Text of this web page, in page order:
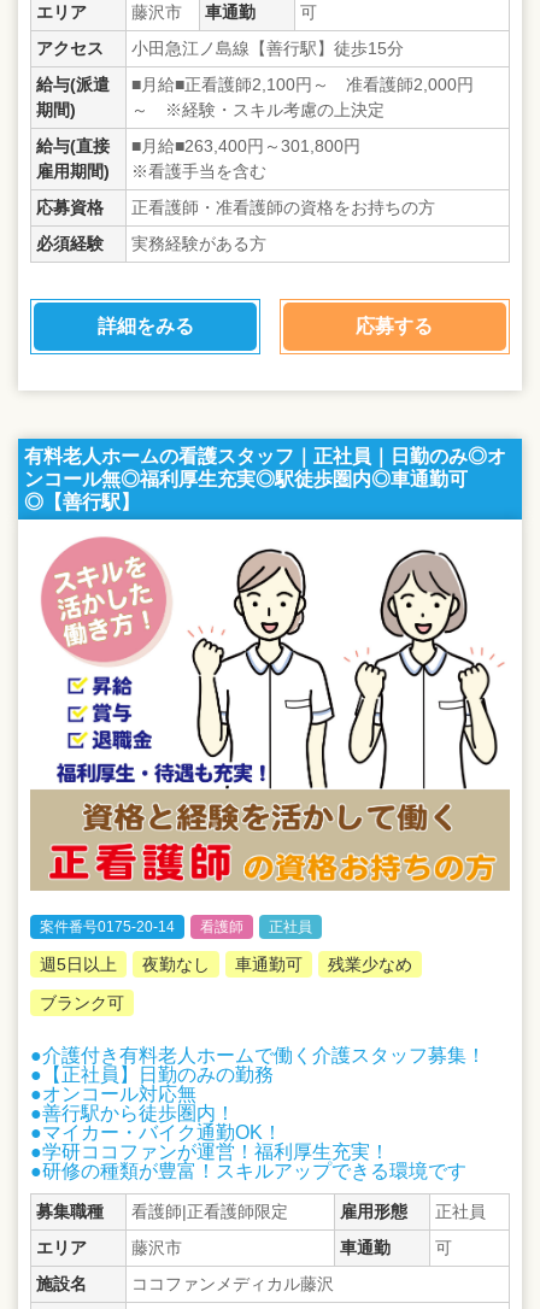
エリア
藤沢市 車通勤
可
アクセス
小田急江ノ島線【善行駅】徒歩15分
給与(派遣
期間)
■月給■正看護師2,100円～ 准看護師2,000円
～ ※経験・スキル考慮の上決定
給与(直接
雇用期間)
■月給■263,400円～301,800円
※看護手当を含む
応募資格
正看護師・准看護師の資格をお持ちの方
必須経験
実務経験がある方
詳細をみる 応募する
有料老人ホームの看護スタッフ｜正社員｜日勤のみ◎オ
ンコール無◎福利厚生充実◎駅徒歩圏内◎車通勤可
◎【善行駅】
案件番号0175-20-14 看護師 正社員
週5日以上 夜勤なし 車通勤可
残業少なめ
ブランク可
●介護付き有料老人ホームで働く介護スタッフ募集！
●【正社員】日勤のみの勤務
●オンコール対応無
●善行駅から徒歩圏内！
●マイカー・バイク通勤OK！
●学研ココファンが運営！福利厚生充実！
●研修の種類が豊富！スキルアップできる環境です
募集職種 看護師|正看護師限定 雇用形態
正社員
エリア
藤沢市 車通勤
可
施設名
ココファンメディカル藤沢